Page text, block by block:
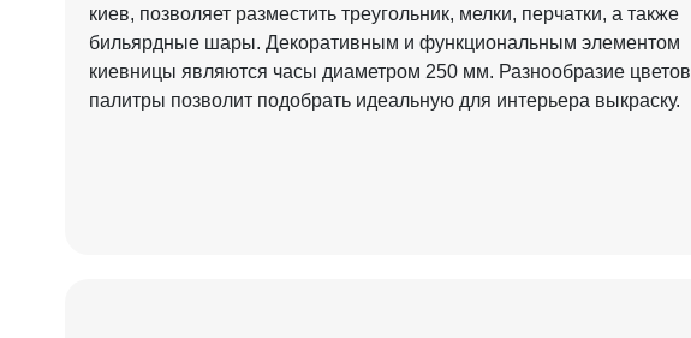
киев, позволяет разместить треугольник, мелки, перчатки, а также
бильярдные шары. Декоративным и функциональным элементом
киевницы являются часы диаметром 250 мм. Разнообразие цветов
палитры позволит подобрать идеальную для интерьера выкраску.